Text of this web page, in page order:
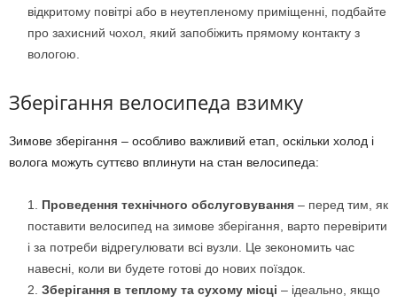
відкритому повітрі або в неутепленому приміщенні, подбайте
про захисний чохол, який запобіжить прямому контакту з
вологою.
Зберігання велосипеда взимку
Зимове зберігання – особливо важливий етап, оскільки холод і
волога можуть суттєво вплинути на стан велосипеда:
Проведення технічного обслуговування – перед тим, як
поставити велосипед на зимове зберігання, варто перевірити
і за потреби відрегулювати всі вузли. Це зекономить час
навесні, коли ви будете готові до нових поїздок.
Зберігання в теплому та сухому місці – ідеально, якщо